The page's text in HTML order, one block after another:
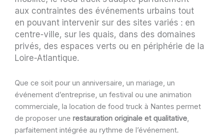
aux contraintes des événements urbains tout
en pouvant intervenir sur des sites variés : en
centre-ville, sur les quais, dans des domaines
privés, des espaces verts ou en périphérie de la
Loire-Atlantique.
Que ce soit pour un anniversaire, un mariage, un
événement d’entreprise, un festival ou une animation
commerciale, la location de food truck à Nantes permet
de proposer une restauration originale et qualitative,
parfaitement intégrée au rythme de l’événement.